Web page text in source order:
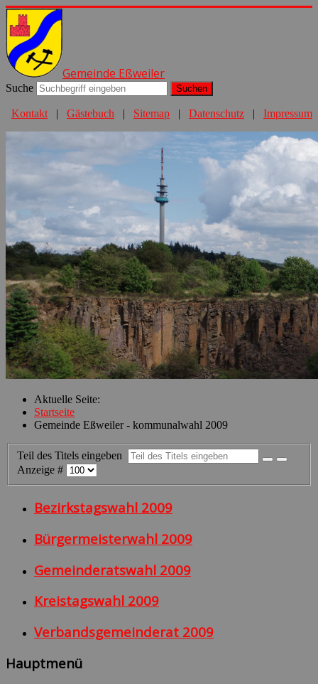
Gemeinde Eßweiler
Suche Suchen
Kontakt | Gästebuch | Sitemap | Datenschutz | Impressum
Aktuelle Seite:
Startseite
Gemeinde Eßweiler - kommunalwahl 2009
Teil des Titels eingeben
Anzeige #
Bezirkstagswahl 2009
Bürgermeisterwahl 2009
Gemeinderatswahl 2009
Kreistagswahl 2009
Verbandsgemeinderat 2009
Hauptmenü